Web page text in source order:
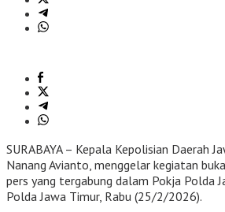
SURABAYA – Kepala Kepolisian Daerah
Nanang Avianto, menggelar kegiatan
pers yang tergabung dalam Pokja Polda
Polda Jawa Timur, Rabu (25/2/2026).